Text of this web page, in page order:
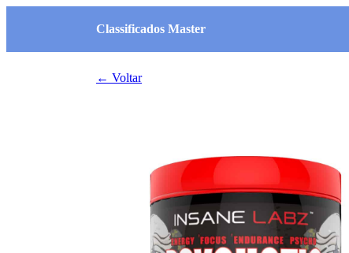
Classificados Master
← Voltar